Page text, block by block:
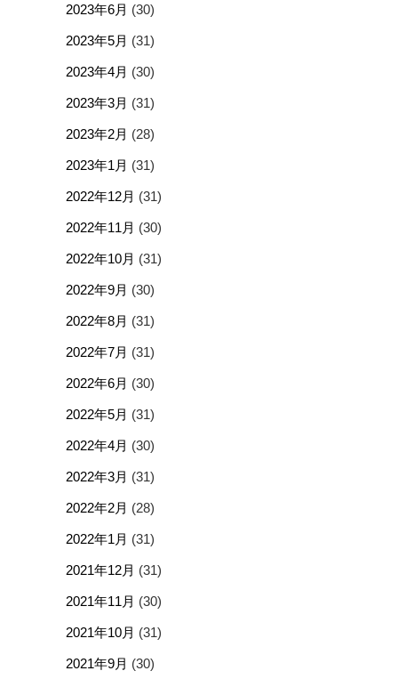
2023年6月 (30)
2023年5月 (31)
2023年4月 (30)
2023年3月 (31)
2023年2月 (28)
2023年1月 (31)
2022年12月 (31)
2022年11月 (30)
2022年10月 (31)
2022年9月 (30)
2022年8月 (31)
2022年7月 (31)
2022年6月 (30)
2022年5月 (31)
2022年4月 (30)
2022年3月 (31)
2022年2月 (28)
2022年1月 (31)
2021年12月 (31)
2021年11月 (30)
2021年10月 (31)
2021年9月 (30)